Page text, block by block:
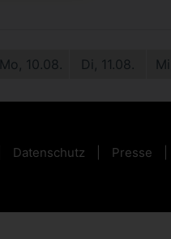
Mo, 10.08. Di, 11.08.
Datenschutz Presse